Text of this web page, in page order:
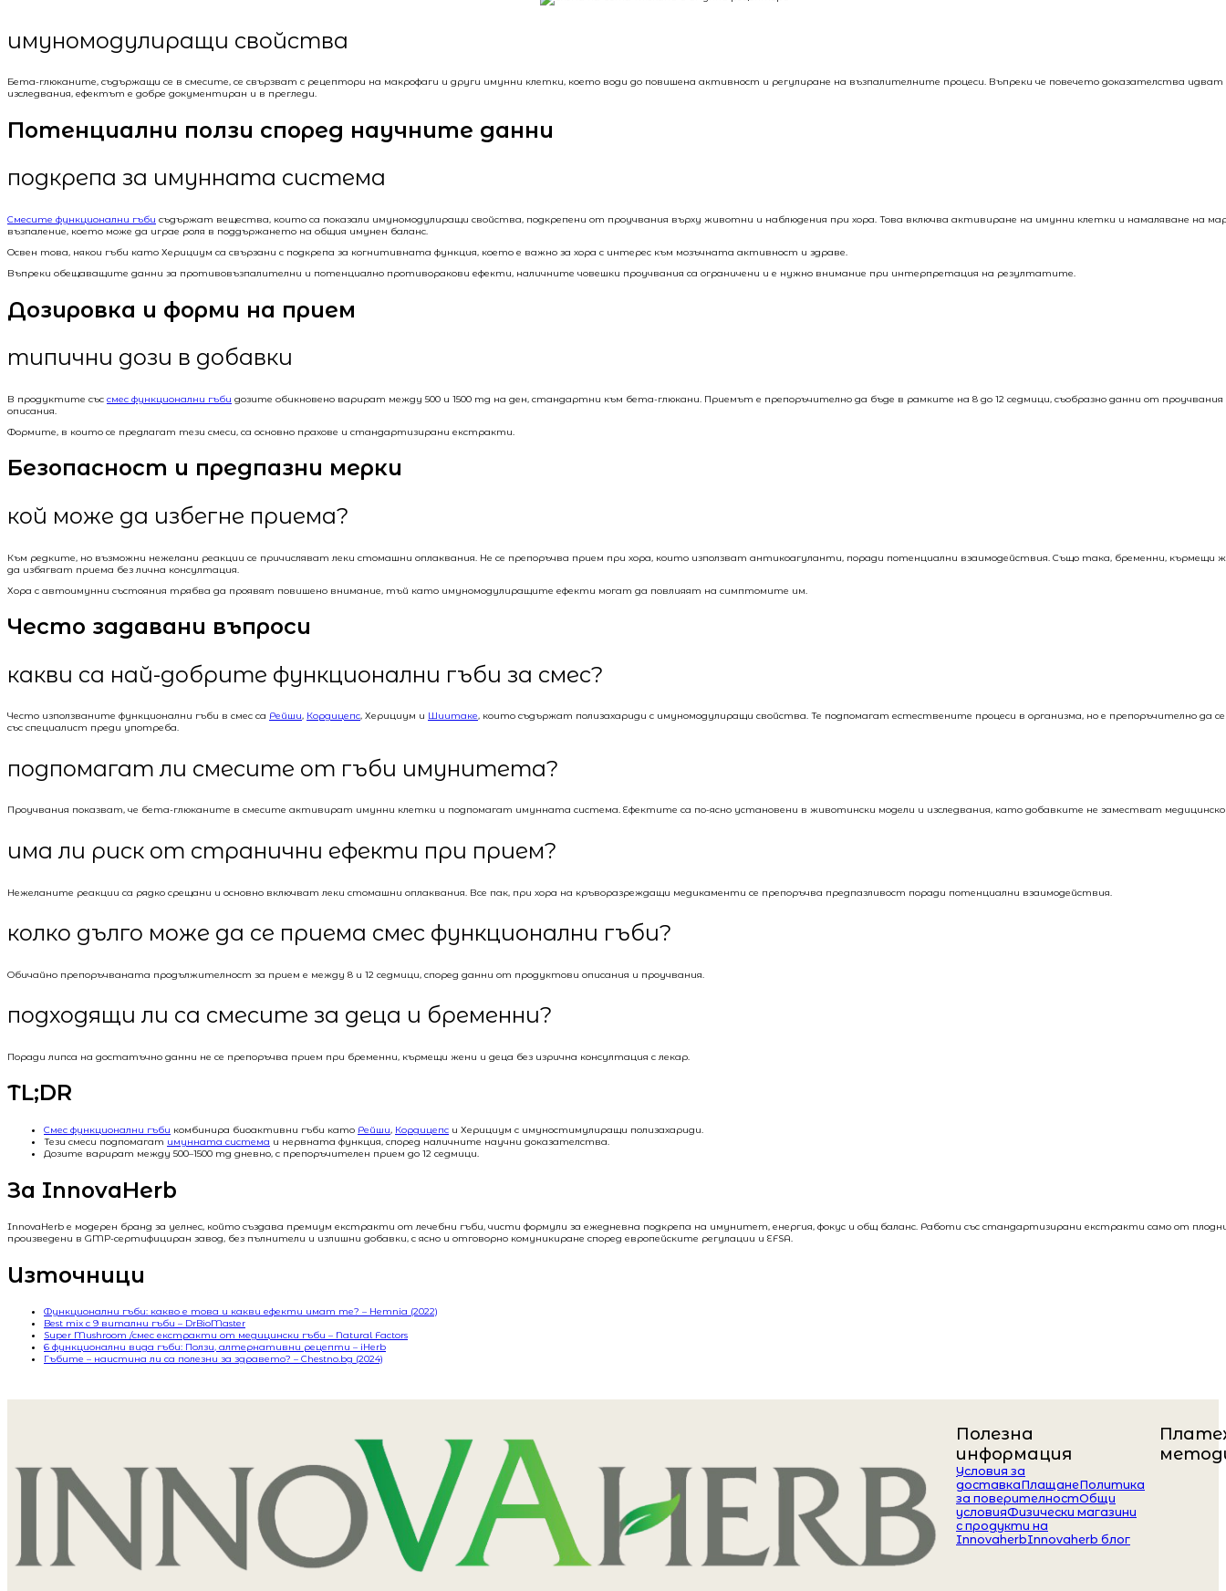
имуномодулиращи свойства
Бета-глюканите, съдържащи се в смесите, се свързват с рецептори на макрофаги и други имунни клетки, което води до повишена активност и регулиране на възпалителните процеси. Въпреки че повечето доказателства
изследвания, ефектът е добре документиран и в прегледи.
Потенциални ползи според научните данни
подкрепа за имунната система
Смесите функционални гъби съдържат вещества, които са показали имуномодулиращи свойства, подкрепени от проучвания върху животни и наблюдения при хора. Това включва активиране на имунни клетки и намаляване на
възпаление, което може да играе роля в поддържането на общия имунен баланс.
Освен това, някои гъби като Херициум са свързани с подкрепа за когнитивната функция, което е важно за хора с интерес към мозъчната активност и здраве.
Въпреки обещаващите данни за противовъзпалителни и потенциално противоракови ефекти, наличните човешки проучвания са ограничени и е нужно внимание при интерпретация на резултатите.
Дозировка и форми на прием
типични дози в добавки
В продуктите със смес функционални гъби дозите обикновено варират между 500 и 1500 mg на ден, стандартни към бета-глюкани. Приемът е препоръчително да бъде в рамките на 8 до 12 седмици, съобразно данни от
описания.
Формите, в които се предлагат тези смеси, са основно прахове и стандартизирани екстракти.
Безопасност и предпазни мерки
кой може да избегне приема?
Към редките, но възможни нежелани реакции се причисляват леки стомашни оплаквания. Не се препоръчва прием при хора, които използват антикоагуланти, поради потенциални взаимодействия. Също така, бременни, кърмещи
да избягват приема без лична консултация.
Хора с автоимунни състояния трябва да проявят повишено внимание, тъй като имуномодулиращите ефекти могат да повлияят на симптомите им.
Често задавани въпроси
какви са най-добрите функционални гъби за смес?
Често използваните функционални гъби в смес са Рейши, Кордицепс, Херициум и Шиитаке, които съдържат полизахариди с имуномодулиращи свойства. Те подпомагат естествените процеси в организма, но е препоръчително да
със специалист преди употреба.
подпомагат ли смесите от гъби имунитета?
Проучвания показват, че бета-глюканите в смесите активират имунни клетки и подпомагат имунната система. Ефектите са по-ясно установени в животински модели и изследвания, като добавките не заместват медицинско
има ли риск от странични ефекти при прием?
Нежеланите реакции са рядко срещани и основно включват леки стомашни оплаквания. Все пак, при хора на кръворазреждащи медикаменти се препоръчва предпазливост поради потенциални взаимодействия.
колко дълго може да се приема смес функционални гъби?
Обичайно препоръчваната продължителност за прием е между 8 и 12 седмици, според данни от продуктови описания и проучвания.
подходящи ли са смесите за деца и бременни?
Поради липса на достатъчно данни не се препоръчва прием при бременни, кърмещи жени и деца без изрична консултация с лекар.
TL;DR
Смес функционални гъби комбинира биоактивни гъби като Рейши, Кордицепс и Херициум с имуностимулиращи полизахариди.
Тези смеси подпомагат имунната система и нервната функция, според наличните научни доказателства.
Дозите варират между 500–1500 mg дневно, с препоръчителен прием до 12 седмици.
За InnovaHerb
InnovaHerb е модерен бранд за уелнес, който създава премиум екстракти от лечебни гъби, чисти формули за ежедневна подкрепа на имунитет, енергия, фокус и общ баланс. Работи със стандартизирани екстракти само от
произведени в GMP-сертифициран завод, без пълнители и излишни добавки, с ясно и отговорно комуникиране според европейските регулации и EFSA.
Източници
Функционални гъби: какво е това и какви ефекти имат те? – Hemnia (2022)
Best mix с 9 витални гъби – DrBioMaster
Super Mushroom /смес екстракти от медицински гъби – Natural Factors
6 функционални вида гъби: Ползи, алтернативни рецепти – iHerb
Гъбите – наистина ли са полезни за здравето? – Chestno.bg (2024)
Полезна
информация
Условия за
доставкаПлащанеПолитика
за поверителностОбщи
условияФизически магазини
с продукти на
InnovaherbInnovaherb блог